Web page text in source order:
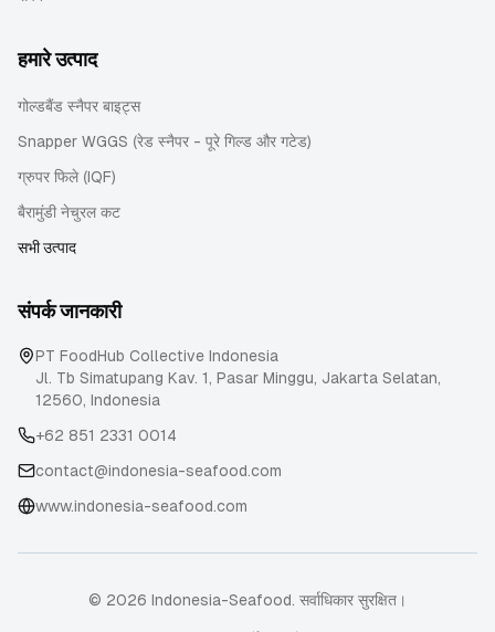
हमारे उत्पाद
गोल्डबैंड स्नैपर बाइट्स
Snapper WGGS (रेड स्नैपर - पूरे गिल्ड और गटेड)
ग्रुपर फिले (IQF)
बैरामुंडी नेचुरल कट
सभी उत्पाद
संपर्क जानकारी
PT FoodHub Collective Indonesia
Jl. Tb Simatupang Kav. 1, Pasar Minggu, Jakarta Selatan,
12560, Indonesia
+62 851 2331 0014
contact@indonesia-seafood.com
www.indonesia-seafood.com
© 2026 Indonesia-Seafood. सर्वाधिकार सुरक्षित।